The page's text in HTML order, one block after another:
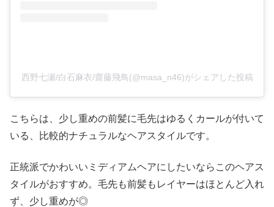
西野七瀬/白石麻衣/齋藤飛鳥(@masa_n46)がシェアした投稿
こちらは、少し重めの前髪に毛先はゆるくカールが付いて
いる、比較的ナチュラルなヘアスタイルです。
正統派でかわいいミディアムヘアにしたいならこのヘアス
タイルがおすすめ。毛先も前髪もレイヤーはほとんど入れ
ず、少し重めが◎